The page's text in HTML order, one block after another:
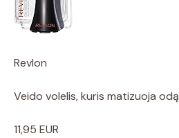
Revlon
Veido volelis, kuris matizuoja odą
11,95 EUR